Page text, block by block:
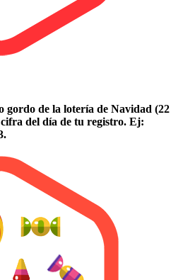
gordo de la lotería de Navidad (22
del día de tu registro. Ej: